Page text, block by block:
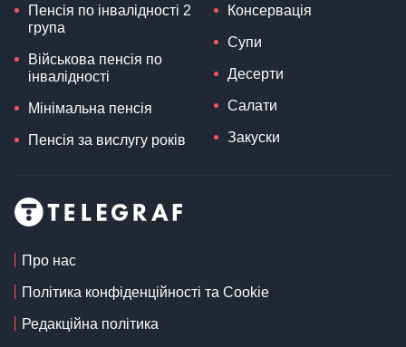
Пенсія по інвалідності 2
група
Військова пенсія по
інвалідності
Мінімальна пенсія
Пенсія за вислугу років
Консервація
Супи
Десерти
Салати
Закуски
Про нас
Політика конфіденційності та Cookie
Редакційна політика